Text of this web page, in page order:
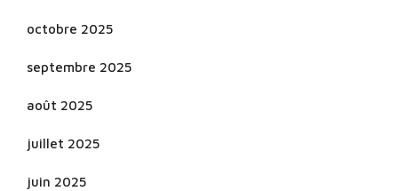
octobre 2025
septembre 2025
août 2025
juillet 2025
juin 2025